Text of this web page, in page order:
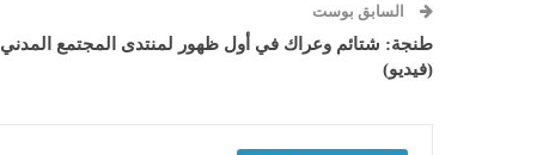
السابق بوست
طنجة: شتائم وعراك في أول ظهور لمنتدى المجتمع المدني
(فيديو)